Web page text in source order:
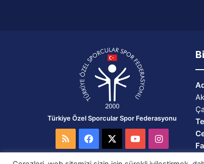
Türkiye Özel Sporcular Spor Federasyonu
RSS Facebook YouTube